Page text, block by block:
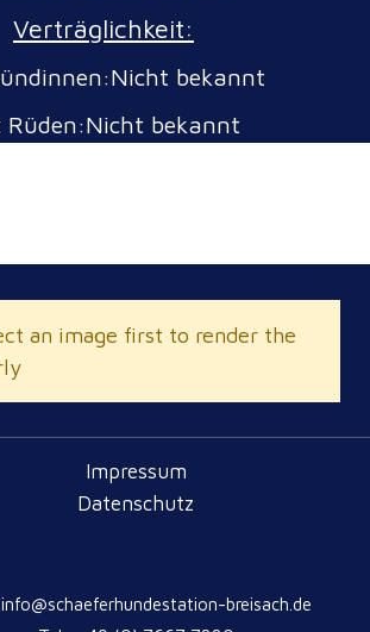
Verträglichkeit:
bekannt
Rüden:Nicht bekannt
an image first to render the
Impressum
Datenschutz
breisach.de